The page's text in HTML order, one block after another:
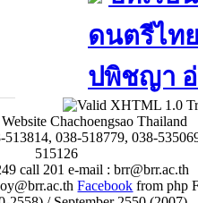
ดนตรีไท
ปพิชญา​ อ่
Chachoengsao Thailand
513814, 038-518779, 038-
515126
call 201 e-mail : brr@brr.ac.th
Facebook from php